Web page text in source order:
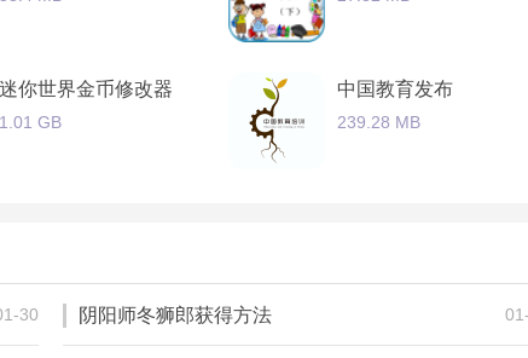
迷你世界金币修改器
1.01 GB
中国教育发布
239.28 MB
30 阴阳师冬狮郎获得方法